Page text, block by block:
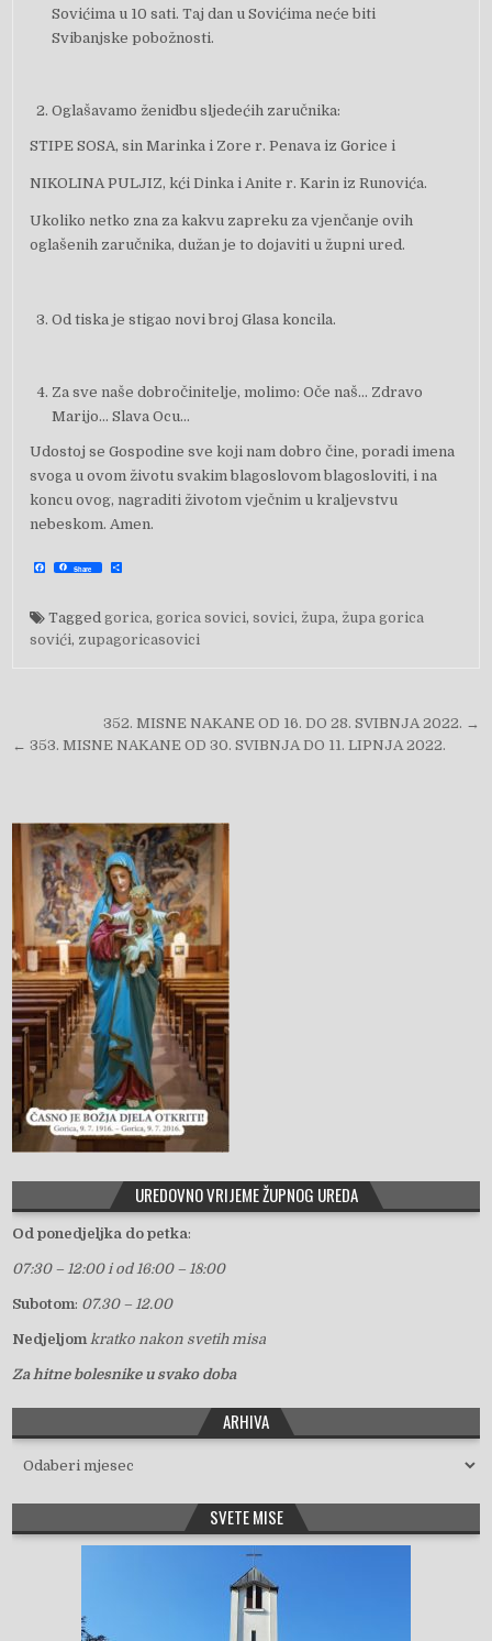
Sovićima u 10 sati. Taj dan u Sovićima neće biti
Svibanjske pobožnosti.
Oglašavamo ženidbu sljedećih zaručnika:
STIPE SOSA, sin Marinka i Zore r. Penava iz Gorice i
NIKOLINA PULJIZ, kći Dinka i Anite r. Karin iz Runovića.
Ukoliko netko zna za kakvu zapreku za vjenčanje ovih
oglašenih zaručnika, dužan je to dojaviti u župni ured.
Od tiska je stigao novi broj Glasa koncila.
Za sve naše dobročinitelje, molimo: Oče naš… Zdravo
Marijo… Slava Ocu…
Udostoj se Gospodine sve koji nam dobro čine, poradi imena
svoga u ovom životu svakim blagoslovom blagosloviti, i na
koncu ovog, nagraditi životom vječnim u kraljevstvu
nebeskom. Amen.
F
a
b
o
o
k
Share
e
Tagged gorica, gorica sovici,sovici, župa, župa gorica
sovići, zupagoricasovici
Navigacija objava
352. MISNE NAKANE OD 16. DO 28. SVIBNJA 2022. →
← 353. MISNE NAKANE OD 30. SVIBNJA DO 11. LIPNJA 2022.
UREDOVNO VRIJEME ŽUPNOG UREDA
Od ponedjeljka do petka:
07:30 – 12:00 i od 16:00 – 18:00
Subotom: 07.30 – 12.00
Nedjeljom kratko nakon svetih misa
Za hitne bolesnike u svako doba
ARHIVA
Arhiva
SVETE MISE